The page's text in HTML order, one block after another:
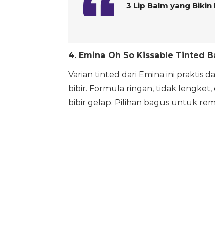
3 Lip Balm yang Bikin
4. Emina Oh So Kissable Tinted
Varian tinted dari Emina ini praktis
bibir. Formula ringan, tidak
bibir gelap. Pilihan bagus untuk